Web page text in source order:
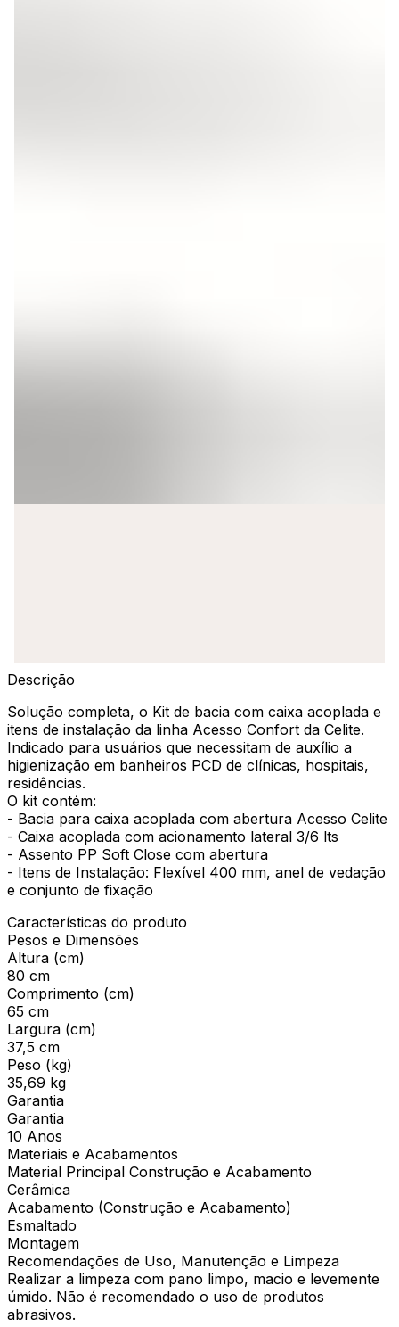
Descrição
Solução completa, o Kit de bacia com caixa acoplada e
itens de instalação da linha Acesso Confort da Celite.
Indicado para usuários que necessitam de auxílio a
higienização em banheiros PCD de clínicas, hospitais,
residências.
O kit contém:
- Bacia para caixa acoplada com abertura Acesso Celite
- Caixa acoplada com acionamento lateral 3/6 lts
- Assento PP Soft Close com abertura
- Itens de Instalação: Flexível 400 mm, anel de vedação
e conjunto de fixação
Características do produto
Pesos e Dimensões
Altura (cm)
80 cm
Comprimento (cm)
65 cm
Largura (cm)
37,5 cm
Peso (kg)
35,69 kg
Garantia
Garantia
10 Anos
Materiais e Acabamentos
Material Principal Construção e Acabamento
Cerâmica
Acabamento (Construção e Acabamento)
Esmaltado
Montagem
Recomendações de Uso, Manutenção e Limpeza
Realizar a limpeza com pano limpo, macio e levemente
úmido. Não é recomendado o uso de produtos
abrasivos.